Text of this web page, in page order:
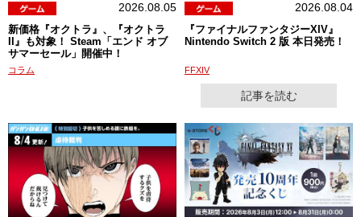
2026.08.05
新価格『オクトラ』、『オクトラ
II』も対象！ Steam「エンド オブ
サマーセール」開催中！
コラム
2026.08.04
『ファイナルファンタジーXIV』
Nintendo Switch 2 版 本日発売！
FFXIV
記事を読む